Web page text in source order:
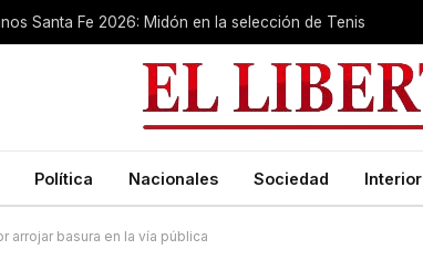
Santa Fe 2026: Midón en la selección de Tenis
Política Nacionales Sociedad Interior
arrojar basura en la vía pública